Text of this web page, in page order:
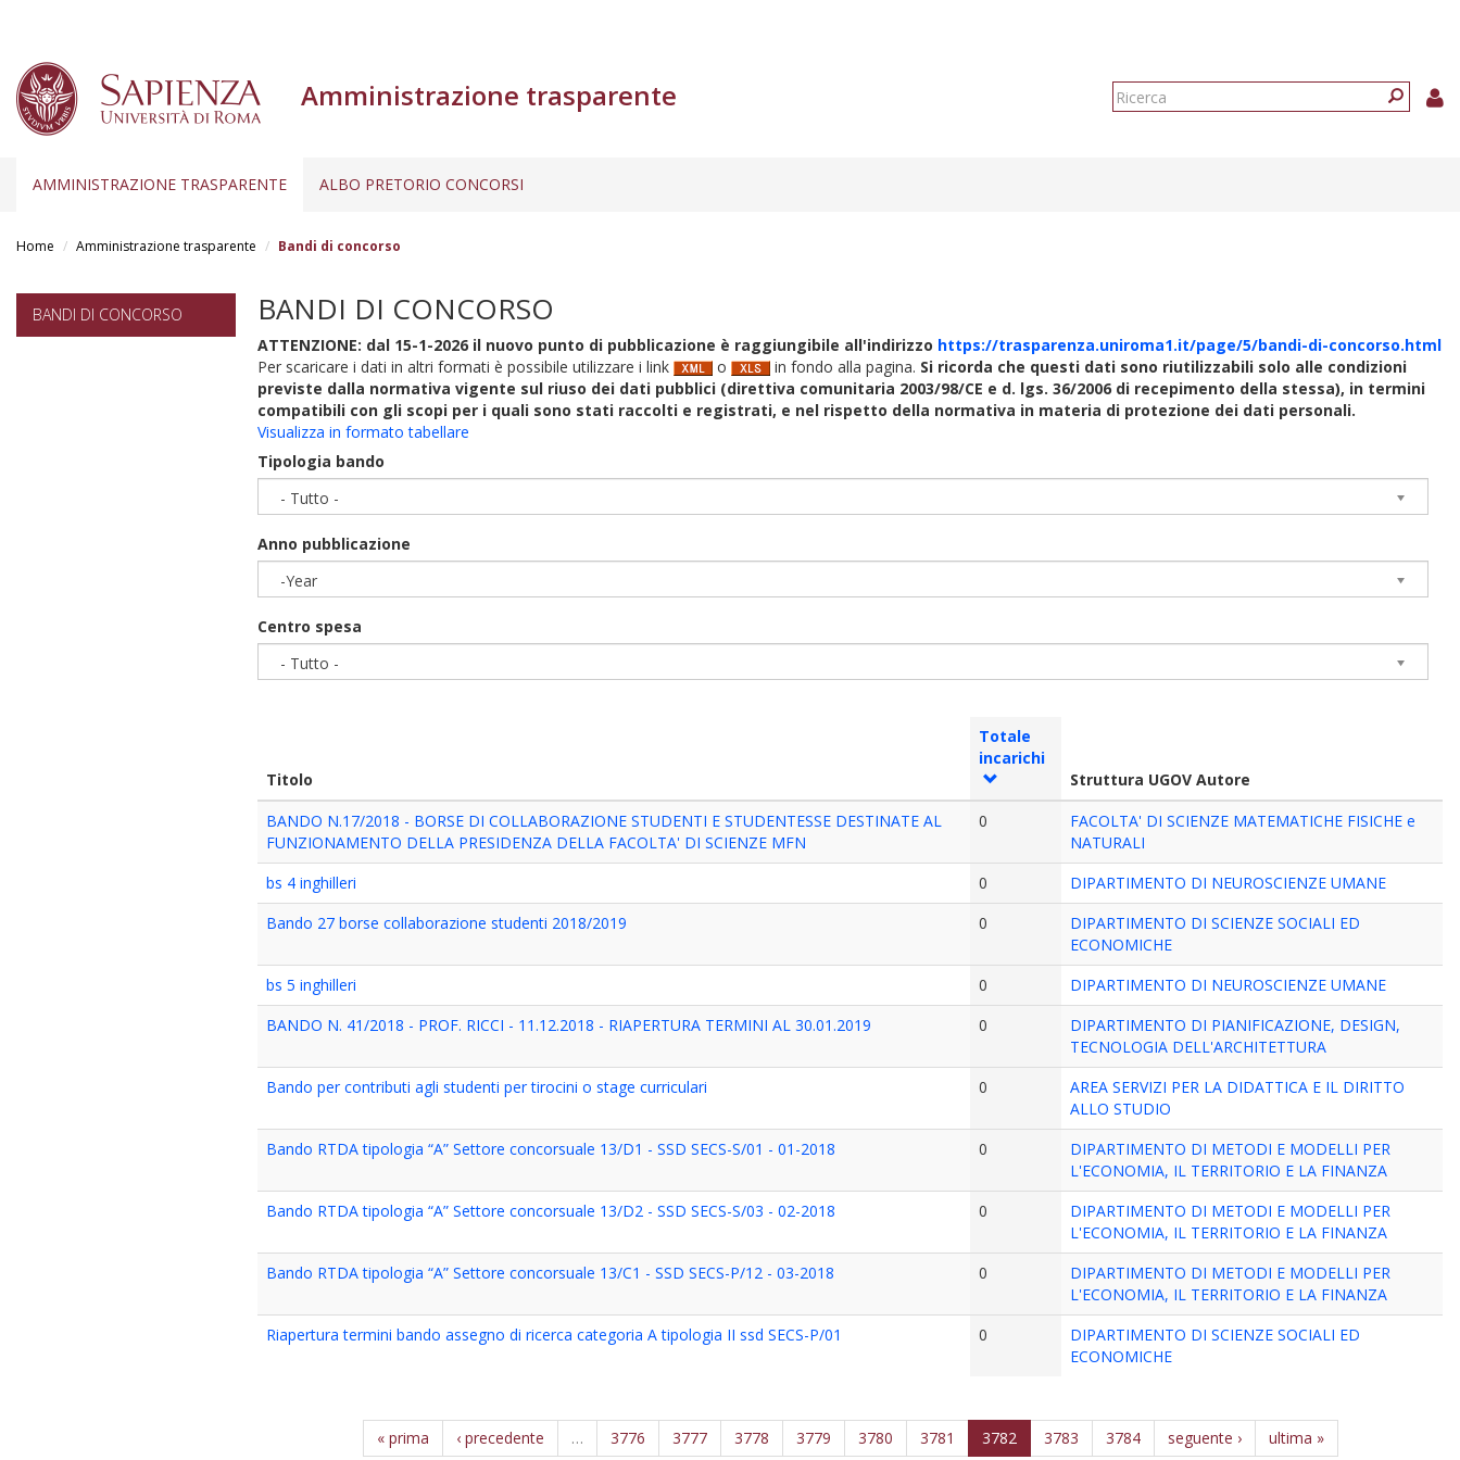
Amministrazione trasparente
Form
AMMINISTRAZIONE TRASPARENTE ALBO PRETORIO CONCORSI
Home Amministrazione trasparente Bandi di concorso
BANDI DI CONCORSO BANDI DI CONCORSO
ATTENZIONE: dal 15-1-2026 il nuovo punto di pubblicazione è raggiungibile all'indirizzo https://trasparenza.uniroma1.it/page/5/bandi-di-concorso.html
Per scaricare i dati in altri formati è possibile utilizzare i link
o in fondo alla pagina. Si ricorda che questi dati sono riutilizzabili solo alle condizioni
previste dalla normativa vigente sul riuso dei dati pubblici (direttiva comunitaria 2003/98/CE e d. lgs. 36/2006 di recepimento della stessa), in termini
compatibili con gli scopi per i quali sono stati raccolti e registrati, e nel rispetto della normativa in materia di protezione dei dati personali.
Visualizza in formato tabellare
Tipologia bando
- Tutto -
Anno pubblicazione
-Year
Centro spesa
- Tutto -
Titolo
Totale
incarichi
Struttura UGOV Autore
BANDO N.17/2018 - BORSE DI COLLABORAZIONE STUDENTI E STUDENTESSE DESTINATE AL
FUNZIONAMENTO DELLA PRESIDENZA DELLA FACOLTA' DI SCIENZE MFN
0
FACOLTA' DI SCIENZE MATEMATICHE FISICHE e
NATURALI
bs 4 inghilleri
0
DIPARTIMENTO DI NEUROSCIENZE UMANE
Bando 27 borse collaborazione studenti 2018/2019
0
DIPARTIMENTO DI SCIENZE SOCIALI ED
ECONOMICHE
bs 5 inghilleri
0
DIPARTIMENTO DI NEUROSCIENZE UMANE
BANDO N. 41/2018 - PROF. RICCI - 11.12.2018 - RIAPERTURA TERMINI AL 30.01.2019
0
DIPARTIMENTO DI PIANIFICAZIONE, DESIGN,
TECNOLOGIA DELL'ARCHITETTURA
Bando per contributi agli studenti per tirocini o stage curriculari
0
AREA SERVIZI PER LA DIDATTICA E IL DIRITTO
ALLO STUDIO
Bando RTDA tipologia “A” Settore concorsuale 13/D1 - SSD SECS-S/01 - 01-2018
0
DIPARTIMENTO DI METODI E MODELLI PER
L'ECONOMIA, IL TERRITORIO E LA FINANZA
Bando RTDA tipologia “A” Settore concorsuale 13/D2 - SSD SECS-S/03 - 02-2018
0
DIPARTIMENTO DI METODI E MODELLI PER
L'ECONOMIA, IL TERRITORIO E LA FINANZA
Bando RTDA tipologia “A” Settore concorsuale 13/C1 - SSD SECS-P/12 - 03-2018
0
DIPARTIMENTO DI METODI E MODELLI PER
L'ECONOMIA, IL TERRITORIO E LA FINANZA
Riapertura termini bando assegno di ricerca categoria A tipologia II ssd SECS-P/01
0
DIPARTIMENTO DI SCIENZE SOCIALI ED
ECONOMICHE
« prima ‹ precedente … 3776 3777 3778 3779 3780 3781 3782 3783 3784 seguente › ultima »